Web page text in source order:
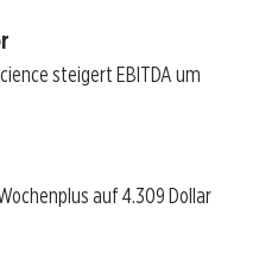
steigert EBITDA um
auf 4.309 Dollar